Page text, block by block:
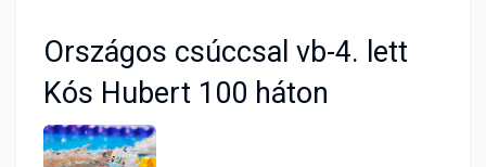
Országos csúccsal vb-4. lett
Kós Hubert 100 háton